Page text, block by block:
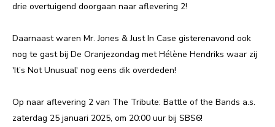
drie overtuigend doorgaan naar aflevering 2!
Daarnaast waren Mr. Jones & Just In Case gisterenavond ook
nog te gast bij De Oranjezondag met Hélène Hendriks waar zij
'It’s Not Unusual' nog eens dik overdeden!
Op naar aflevering 2 van The Tribute: Battle of the Bands a.s.
zaterdag 25 januari 2025, om 20:00 uur bij SBS6!